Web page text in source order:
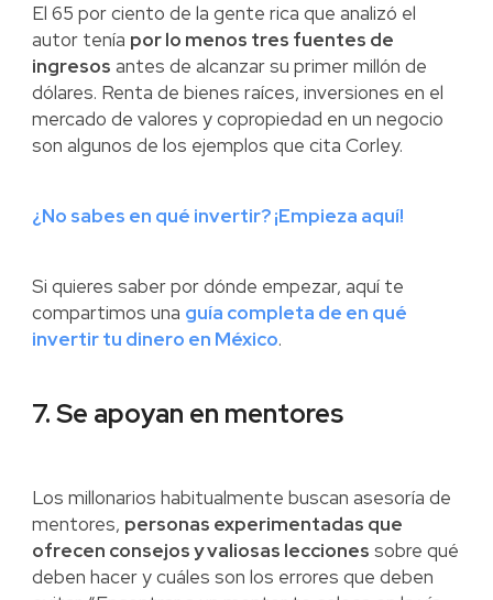
El 65 por ciento de la gente rica que analizó el
autor tenía por lo menos tres fuentes de
ingresos antes de alcanzar su primer millón de
dólares. Renta de bienes raíces, inversiones en el
mercado de valores y copropiedad en un negocio
son algunos de los ejemplos que cita Corley.
¿No sabes en qué invertir? ¡Empieza aquí!
Si quieres saber por dónde empezar, aquí te
compartimos una guía completa de en qué
invertir tu dinero en México.
7. Se apoyan en mentores
Los millonarios habitualmente buscan asesoría de
mentores, personas experimentadas que
ofrecen consejos y valiosas lecciones sobre qué
deben hacer y cuáles son los errores que deben